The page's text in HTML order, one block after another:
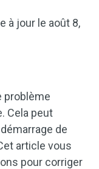
à jour le août 8,
problème
Cela peut
de
article vous
pour corriger